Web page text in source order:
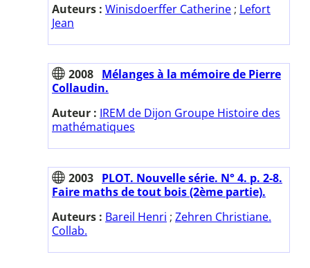
Auteurs : Winisdoerffer Catherine ; Lefort
Jean
2008 Mélanges à la mémoire de Pierre
Collaudin.
Auteur : IREM de Dijon Groupe Histoire des
mathématiques
2003 PLOT. Nouvelle série. N° 4. p. 2-8.
Faire maths de tout bois (2ème partie).
Auteurs : Bareil Henri ; Zehren Christiane.
Collab.